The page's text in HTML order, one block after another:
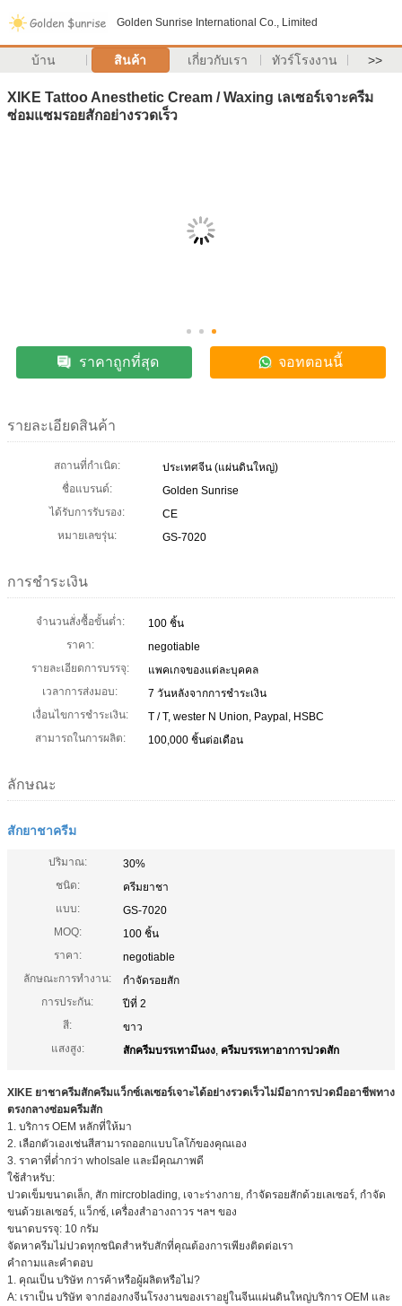
Golden Sunrise International Co., Limited
บ้าน สินค้า เกี่ยวกับเรา ทัวร์โรงงาน >>
XIKE Tattoo Anesthetic Cream / Waxing เลเซอร์เจาะครีม
ซ่อมแซมรอยสักอย่างรวดเร็ว
ราคาถูกที่สุด จอทตอนนี้
รายละเอียดสินค้า
สถานที่กำเนิด:
ประเทศจีน (แผ่นดินใหญ่)
ชื่อแบรนด์:
Golden Sunrise
ได้รับการรับรอง:
CE
หมายเลขรุ่น:
GS-7020
การชำระเงิน
จำนวนสั่งซื้อขั้นต่ำ:
100 ชิ้น
ราคา:
negotiable
รายละเอียดการบรรจุ:
แพคเกจของแต่ละบุคคล
เวลาการส่งมอบ:
7 วันหลังจากการชำระเงิน
เงื่อนไขการชำระเงิน:
T / T, wester N Union, Paypal, HSBC
สามารถในการผลิต:
100,000 ชิ้นต่อเดือน
ลักษณะ
สักยาชาครีม
ปริมาณ:
30%
ชนิด:
ครีมยาชา
แบบ:
GS-7020
MOQ:
100 ชิ้น
ราคา:
negotiable
ลักษณะการทำงาน:
กำจัดรอยสัก
การประกัน:
ปีที่ 2
สี:
ขาว
แสงสูง:
สักครีมบรรเทามึนงง, ครีมบรรเทาอาการปวดสัก
XIKE ยาชาครีมสักครีมแว็กซ์เลเซอร์เจาะได้อย่างรวดเร็วไม่มีอาการปวดมืออาชีพทาง
ตรงกลางซ่อมครีมสัก
1. บริการ OEM หลักที่ให้มา
2. เลือกตัวเองเช่นสีสามารถออกแบบโลโก้ของคุณเอง
3. ราคาที่ต่ำกว่า wholsale และมีคุณภาพดี
ใช้สำหรับ:
ปวดเข็มขนาดเล็ก, สัก mircroblading, เจาะร่างกาย, กำจัดรอยสักด้วยเลเซอร์, กำจัด
ขนด้วยเลเซอร์, แว็กซ์, เครื่องสำอางถาวร ฯลฯ ของ
ขนาดบรรจุ: 10 กรัม
จัดหาครีมไม่ปวดทุกชนิดสำหรับสักที่คุณต้องการเพียงติดต่อเรา
คำถามและคำตอบ
1. คุณเป็น บริษัท การค้าหรือผู้ผลิตหรือไม่?
A: เราเป็น บริษัท จากฮ่องกงจีนโรงงานของเราอยู่ในจีนแผ่นดินใหญ่บริการ OEM และ